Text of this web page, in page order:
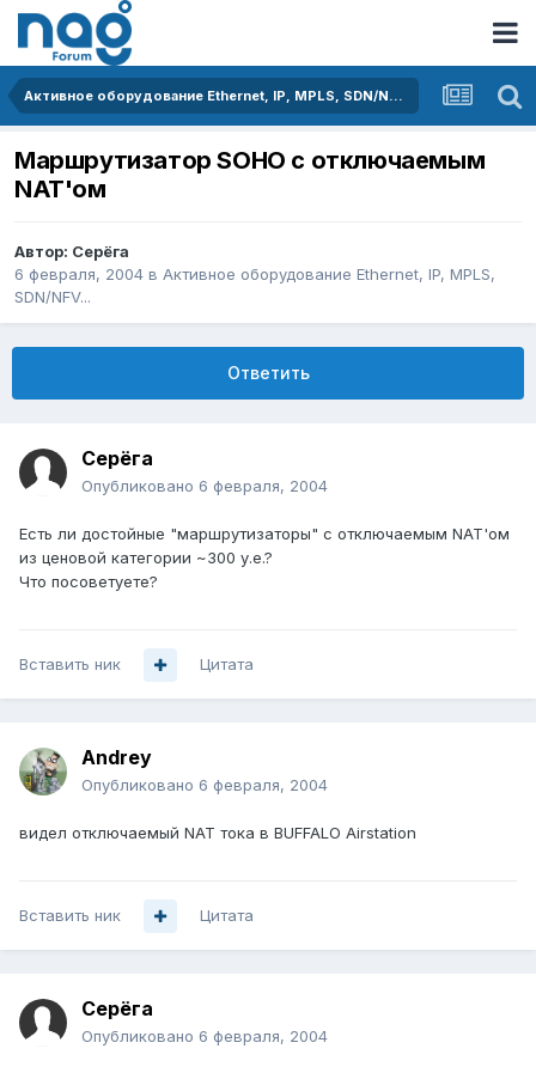
Активное оборудование Ethernet, IP, MPLS, SDN/NFV...
Маршрутизатор SOHO с отключаемым
NAT'ом
Автор: Серёга
6 февраля, 2004 в Активное оборудование Ethernet, IP, MPLS,
SDN/NFV...
Ответить
Серёга
Опубликовано 6 февраля, 2004
Есть ли достойные "маршрутизаторы" с отключаемым NAT'ом
из ценовой категории ~300 у.е.?
Что посоветуете?
Вставить ник Цитата
Andrey
Опубликовано 6 февраля, 2004
видел отключаемый NAT тока в BUFFALO Airstation
Вставить ник Цитата
Серёга
Опубликовано 6 февраля, 2004